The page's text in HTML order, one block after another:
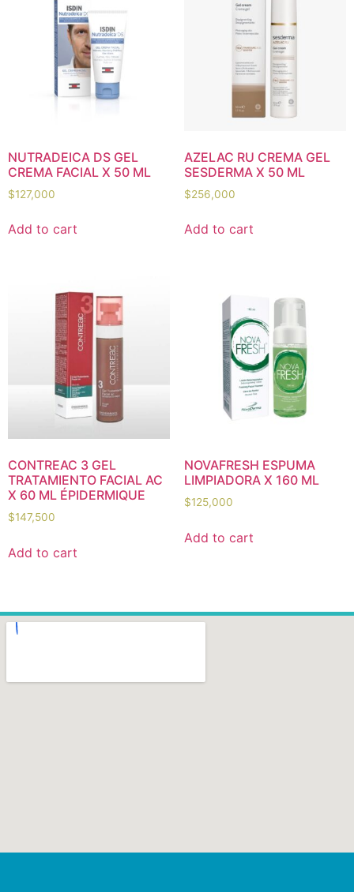
NUTRADEICA DS GEL
CREMA FACIAL X 50 ML
$127,000
Add to cart
AZELAC RU CREMA GEL
SESDERMA X 50 ML
$256,000
Add to cart
CONTREAC 3 GEL
TRATAMIENTO FACIAL AC
X 60 ML ÉPIDERMIQUE
$147,500
Add to cart
NOVAFRESH ESPUMA
LIMPIADORA X 160 ML
$125,000
Add to cart